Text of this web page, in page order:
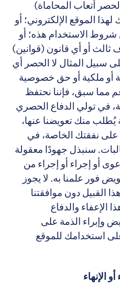
أتعاب المحاماة)
لهذا الموقع الإلكتروني؛ أو
الاستخدام هذه؛ أو
أو أي قانون (قوانين)
المثال لا الحصر أي
ملكية أو حق خصوصية
سبق، فإننا نحتفظ
تولي الدفاع الحصري
منك تعويضنا عنها،
نفقتك الخاصة، في
سنبذل جهودًا معقولة
إجراء أو إجراء من
فور علمنا به. لا يجوز
دون موافقتنا
والدفاع
وإبراء الذمة على
للموقع